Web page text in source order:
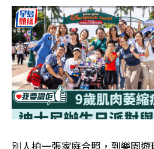
別人拍一張家庭合照，到樂園